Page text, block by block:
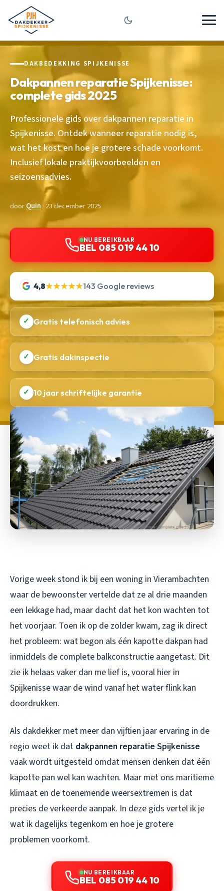
DAKBEDEKKING SPIJKENISSE
Dakpannen reparatie Spijkenisse:
complete gids 2025
Professionele gids over dakpannen reparatie in
Spijkenisse. Ontdek wanneer reparatie nodig is,
wat het kost en hoe je grotere schade voorkomt.
Inclusief lokale praktijkvoorbeelden en
seizoensadvies.
doorQuin· 23 december 2025
NU BEREIKBAAR
BEL 085 019 44 10
4,8★★★★★143 Google reviews
✓ Gratis telefonisch advies
✓ Gratis dakinspectie
✓ 10 jaar schriftelijke garantie
Vorige week stond ik bij een woning in Vierambachten
waar de bewoonster vertelde dat ze al drie maanden
een lekkage had, maar dacht dat het kon wachten tot
het voorjaar. Toen ik op de zolder kwam, zag ik direct
het probleem: wat begon als één kapotte dakpan had
inmiddels de complete balkconstructie aangetast. Dit
zie ik helaas vaker dan me lief is, vooral hier in
Spijkenisse waar de wind vanaf het water flink kan
doordrukken.
Als dakdekker met meer dan vijftien jaar ervaring in de
regio weet ik dat dakpannen reparatie Spijkenisse
vaak wordt uitgesteld omdat mensen denken dat één
kapotte pan wel kan wachten. Maar met ons maritieme
klimaat en de toenemende weersextremen is dat
precies de verkeerde aanpak. In deze gids vertel ik je
wat ik dagelijks tegenkom en hoe je grotere
problemen voorkomt.
NU BEREIKBAAR
BEL 085 019 44 10